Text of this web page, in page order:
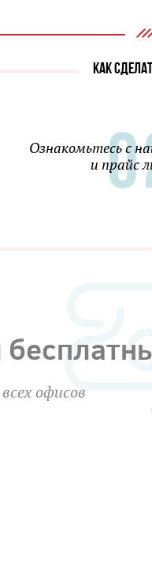
КАК
Ознакомьтесь с
и прайс
офисов